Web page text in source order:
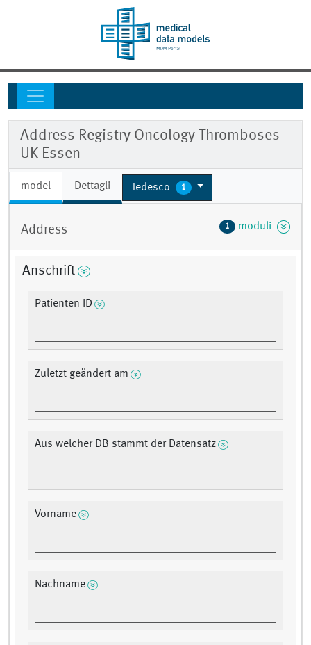
Address Registry Oncology Thromboses
UK Essen
model Dettagli Tedesco 1
Address 1 moduli
Anschrift
Patienten ID
Zuletzt geändert am
Aus welcher DB stammt der Datensatz
Vorname
Nachname